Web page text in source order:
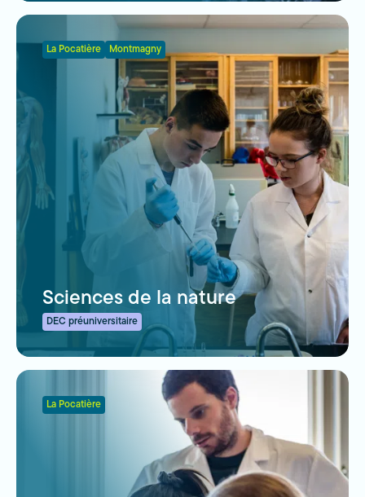
La Pocatière Montmagny
Sciences de la nature
DEC préuniversitaire
La Pocatière